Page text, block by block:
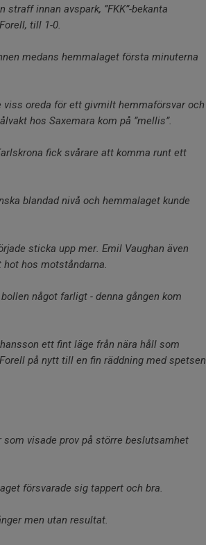
innan avspark, ”FKK”-bekanta
till 1-0.
medans hemmalaget första minuterna
viss oreda för ett givmilt hemmaförsvar och
hos Saxemara kom på ”mellis”.
fick svårare att komma runt ett
blandad nivå och hemmalaget kunde
sticka upp mer. Emil Vaughan även
hos motståndarna.
något farligt - denna gången kom
ett fint läge från nära håll som
på nytt till en fin räddning med spetsen
visade prov på större beslutsamhet
försvarade sig tappert och bra.
men utan resultat.